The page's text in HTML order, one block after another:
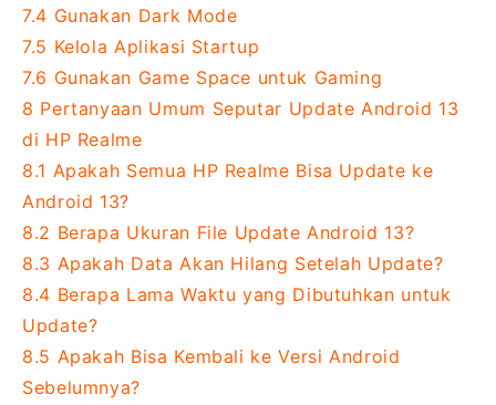
7.4 Gunakan Dark Mode
7.5 Kelola Aplikasi Startup
7.6 Gunakan Game Space untuk Gaming
8 Pertanyaan Umum Seputar Update Android 13
di HP Realme
8.1 Apakah Semua HP Realme Bisa Update ke
Android 13?
8.2 Berapa Ukuran File Update Android 13?
8.3 Apakah Data Akan Hilang Setelah Update?
8.4 Berapa Lama Waktu yang Dibutuhkan untuk
Update?
8.5 Apakah Bisa Kembali ke Versi Android
Sebelumnya?